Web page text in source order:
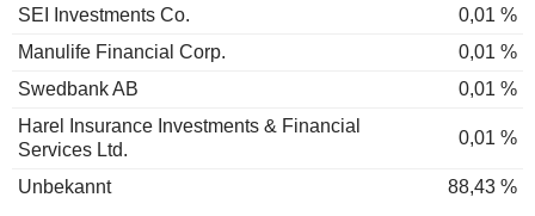
SEI Investments Co.
0,01 %
Manulife Financial Corp.
0,01 %
Swedbank AB
0,01 %
Harel Insurance Investments & Financial
Services Ltd.
0,01 %
Unbekannt 88,43 %